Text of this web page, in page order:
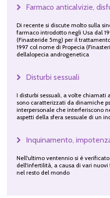
Farmaco anticalvizie,
Di recente si discute molto sulla
farmaco introdotto negli Usa dal
(Finasteride 5mg) per il
1997 col nome di Propecia
dellalopecia androgenetica
Disturbi sessuali
I disturbi sessuali, a volte chiamati
sono caratterizzati da dinamiche
interpersonale che interferiscono
aspetti della sfera sessuale di un
Inquinamento,
Nell'ultimo ventennio si è
dell'infertilità, a causa di vari
nel resto del mondo